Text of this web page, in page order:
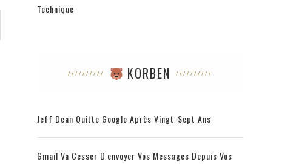
Technique
KORBEN
Jeff Dean Quitte Google Après Vingt-Sept Ans
Gmail Va Cesser D'envoyer Vos Messages Depuis Vos